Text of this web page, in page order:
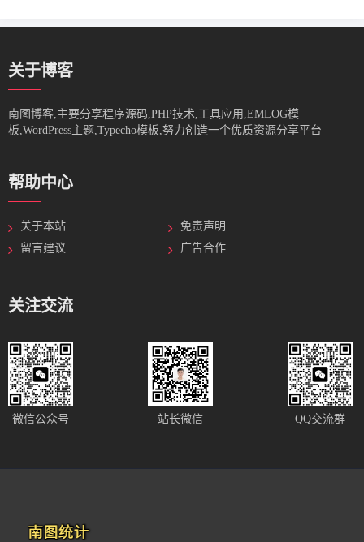
关于博客
南图博客,主要分享程序源码,PHP技术,工具应用,EMLOG模
板,WordPress主题,Typecho模板,努力创造一个优质资源分享平台
帮助中心
关于本站
免责声明
留言建议
广告合作
关注交流
微信公众号 站长微信 QQ交流群